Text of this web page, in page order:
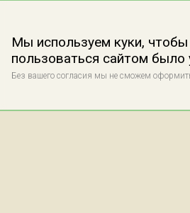
Мы используем куки, чтобы
пользоваться сайтом было
Без вашего согласия мы не сможем